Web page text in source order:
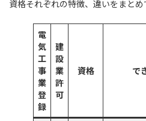
資格それぞれの特徴、違いをまとめ
電
気
工
事
業
登
録
建
設
業
許
可
資格 で